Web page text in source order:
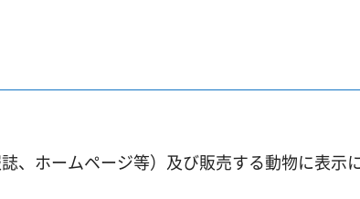
、ホームページ等）及び販売する動物に表示